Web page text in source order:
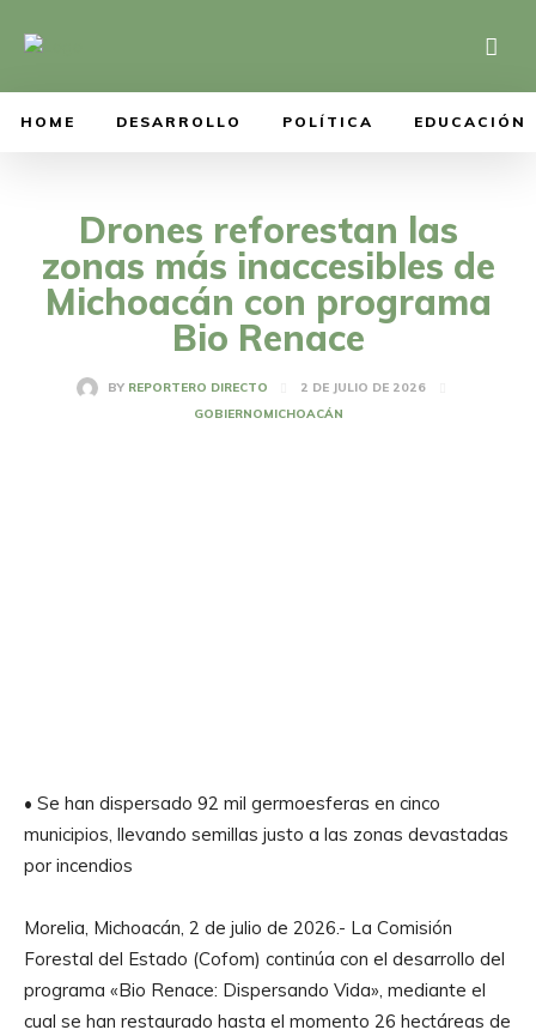
HOME DESARROLLO POLÍTICA EDUCACIÓN
Drones reforestan las
zonas más inaccesibles de
Michoacán con programa
Bio Renace
BY REPORTERO DIRECTO
2 DE JULIO DE 2026
GOBIERNOMICHOACÁN
• Se han dispersado 92 mil germoesferas en cinco
municipios, llevando semillas justo a las zonas devastadas
por incendios
Morelia, Michoacán, 2 de julio de 2026.- La Comisión
Forestal del Estado (Cofom) continúa con el desarrollo del
programa «Bio Renace: Dispersando Vida», mediante el
cual se han restaurado hasta el momento 26 hectáreas de